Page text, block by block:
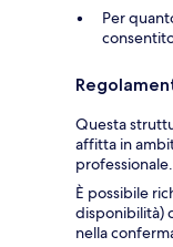
Per
Questa
affitta in
professionale.
È possibile
disponibilità)
nella